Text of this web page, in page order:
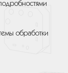
обработки